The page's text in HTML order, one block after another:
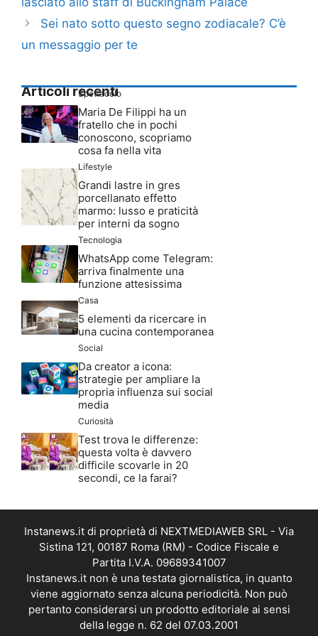
Sei nato sotto questo segno zodiacale? C’è
un messaggio per te
Articoli recenti
Spettacolo
Maria De Filippi ha un
fratello che in pochi
conoscono, scopriamo
cosa fa nella vita
Lifestyle
Grandi lastre in gres
porcellanato effetto
marmo: lusso e praticità
per interni da sogno
Tecnologia
WhatsApp come Telegram:
arriva finalmente una
funzione attesissima
Casa
5 elementi da ricercare in
una cucina contemporanea
Social
Da creator a icona:
strategie per ampliare la
propria influenza sui social
media
Curiosità
Test trova le differenze:
questa volta è davvero
difficile scovarle in 20
secondi, ce la farai?
Instanews.it di proprietà di NEXTMEDIAWEB SRL - Via
Sistina 121, 00187 Roma (RM) - Codice Fiscale e
Partita I.V.A. 09689341007
Instanews.it non è una testata giornalistica, in quanto
viene aggiornato senza alcuna periodicità. Non può
pertanto considerarsi un prodotto editoriale ai sensi
della legge n. 62 del 07.03.2001